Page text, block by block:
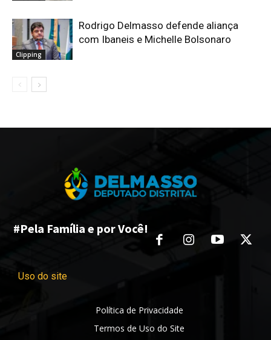
Clipping
Rodrigo Delmasso defende aliança
com Ibaneis e Michelle Bolsonaro
#Pela Família e por Você!
Uso do site
Política de Privacidade
Termos de Uso do Site